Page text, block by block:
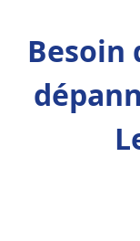
Besoin